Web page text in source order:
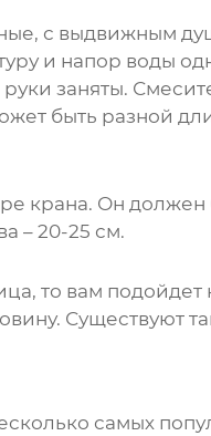
с выдвижным
и напор воды
заняты.
быть разной
крана. Он должен
– 20-25 см.
то вам
Существуют
самых